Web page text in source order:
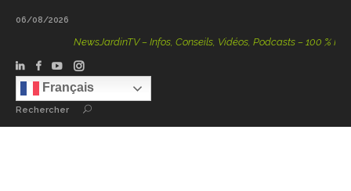
06/08/2026
NewsJardinTV – Infos, Conseils, Vidéos, Podcasts – 100 % Nature
Français
Rechercher